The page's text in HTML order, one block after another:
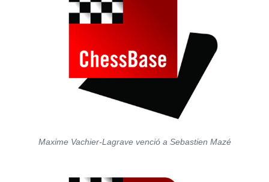
Maxime Vachier-Lagrave venció a Sebastien Mazé